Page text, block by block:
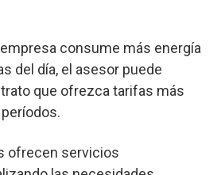
consume más energía
del día, el asesor puede
que ofrezca tarifas más
ofrecen servicios